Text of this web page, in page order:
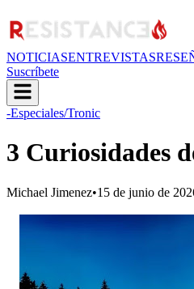
NOTICIASENTREVISTAS
Suscríbete
-Especiales/Tronic
3 Curiosidades
Michael Jimenez•15 de junio de